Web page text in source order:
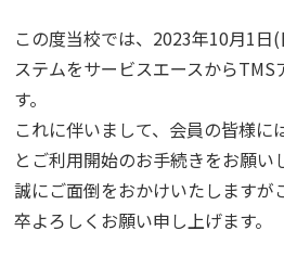
この度当校では、2023年10月1日
ステムをサービスエースからTMS
す。
これに伴いまして、会員の皆様に
とご利用開始のお手続きをお願い
誠にご面倒をおかけいたしますが
卒よろしくお願い申し上げます。